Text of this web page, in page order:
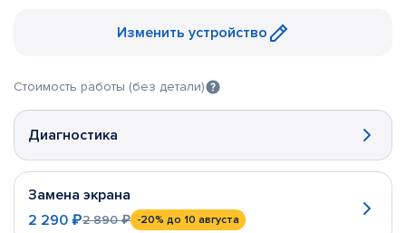
Изменить устройство
Стоимость работы (без детали)
Диагностика
Замена экрана
2 290 ₽2 890 ₽ -20% до 10 августа